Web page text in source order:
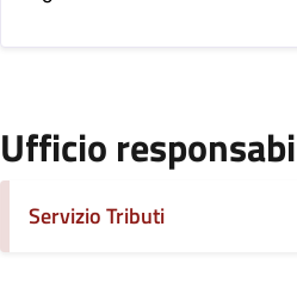
Ufficio
Servizio Tributi